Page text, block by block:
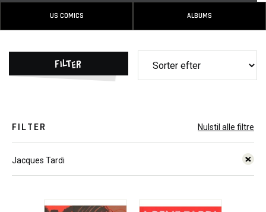
US COMICS ALBUMS
Filter
FILTER Nulstil alle filtre
Jacques Tardi